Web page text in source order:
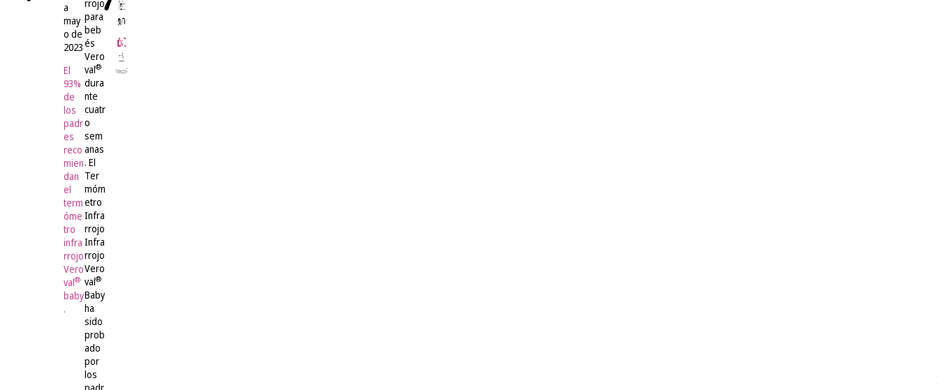
a
may
o de
2023
El
93%
de
los
padr
es
reco
mien
dan
el
term
óme
tro
infra
rrojo
Vero
val®
baby
.
rrojo
para
beb
és
Vero
val®
dura
nte
cuatr
o
sem
anas
. El
Ter
móm
etro
Infra
rrojo
Infra
rrojo
Vero
val®
Baby
ha
sido
prob
ado
por
los